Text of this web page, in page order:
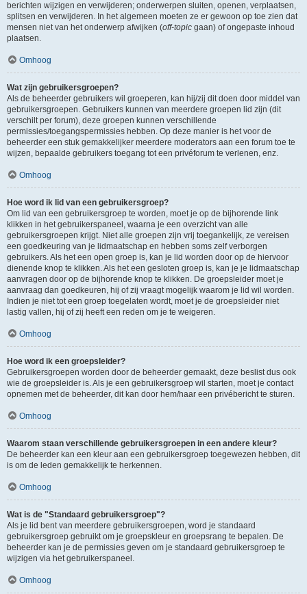
berichten wijzigen en verwijderen; onderwerpen sluiten, openen, verplaatsen,
splitsen en verwijderen. In het algemeen moeten ze er gewoon op toe zien dat
mensen niet van het onderwerp afwijken (off-topic gaan) of ongepaste inhoud
plaatsen.
Omhoog
Wat zijn gebruikersgroepen?
Als de beheerder gebruikers wil groeperen, kan hij/zij dit doen door middel van
gebruikersgroepen. Gebruikers kunnen van meerdere groepen lid zijn (dit
verschilt per forum), deze groepen kunnen verschillende
permissies/toegangspermissies hebben. Op deze manier is het voor de
beheerder een stuk gemakkelijker meerdere moderators aan een forum toe te
wijzen, bepaalde gebruikers toegang tot een privéforum te verlenen, enz.
Omhoog
Hoe word ik lid van een gebruikersgroep?
Om lid van een gebruikersgroep te worden, moet je op de bijhorende link
klikken in het gebruikerspaneel, waarna je een overzicht van alle
gebruikersgroepen krijgt. Niet alle groepen zijn vrij toegankelijk, ze vereisen
een goedkeuring van je lidmaatschap en hebben soms zelf verborgen
gebruikers. Als het een open groep is, kan je lid worden door op de hiervoor
dienende knop te klikken. Als het een gesloten groep is, kan je je lidmaatschap
aanvragen door op de bijhorende knop te klikken. De groepsleider moet je
aanvraag dan goedkeuren, hij of zij vraagt mogelijk waarom je lid wil worden.
Indien je niet tot een groep toegelaten wordt, moet je de groepsleider niet
lastig vallen, hij of zij heeft een reden om je te weigeren.
Omhoog
Hoe word ik een groepsleider?
Gebruikersgroepen worden door de beheerder gemaakt, deze beslist dus ook
wie de groepsleider is. Als je een gebruikersgroep wil starten, moet je contact
opnemen met de beheerder, dit kan door hem/haar een privébericht te sturen.
Omhoog
Waarom staan verschillende gebruikersgroepen in een andere kleur?
De beheerder kan een kleur aan een gebruikersgroep toegewezen hebben, dit
is om de leden gemakkelijk te herkennen.
Omhoog
Wat is de "Standaard gebruikersgroep"?
Als je lid bent van meerdere gebruikersgroepen, word je standaard
gebruikersgroep gebruikt om je groepskleur en groepsrang te bepalen. De
beheerder kan je de permissies geven om je standaard gebruikersgroep te
wijzigen via het gebruikerspaneel.
Omhoog